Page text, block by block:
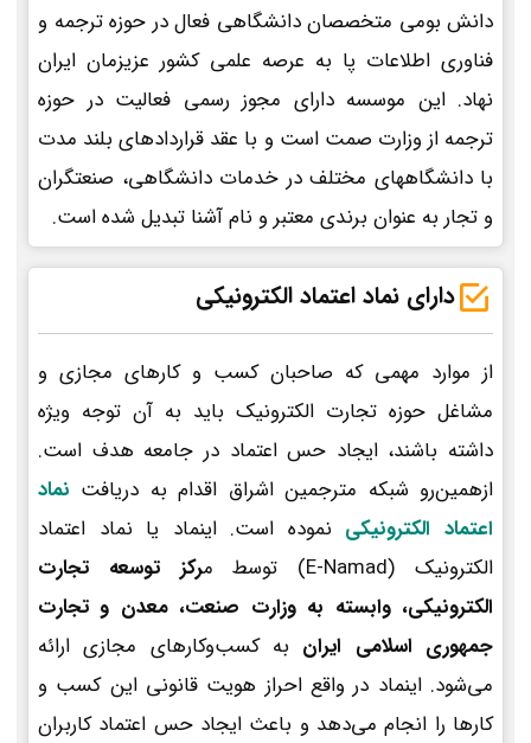
دانش بومی متخصصان دانشگاهی فعال در حوزه ترجمه و
فناوری اطلاعات پا به عرصه علمی کشور عزیزمان ایران
نهاد. این موسسه دارای مجوز رسمی فعالیت در حوزه
ترجمه از وزارت صمت است و با عقد قراردادهای بلند مدت
با دانشگاههای مختلف در خدمات دانشگاهی، صنعتگران
و تجار به عنوان برندی معتبر و نام آشنا تبدیل شده است.
دارای نماد اعتماد الکترونیکی
از موارد مهمی که صاحبان کسب و کارهای مجازی و
مشاغل حوزه تجارت الکترونیک باید به آن توجه ویژه
داشته باشند، ایجاد حس اعتماد در جامعه هدف است.
ازهمین‌رو شبکه مترجمین اشراق اقدام به دریافت نماد
اعتماد الکترونیکی نموده است. اینماد یا نماد اعتماد
الکترونیک (E-Namad) توسط م
رکز توسعه تجارت
الکترونیکی، وابسته به وزارت صنعت، معدن و تجارت
جمهوری اسلامی ایران به کسب‌وکارهای مجازی ارائه
می‌شود. اینماد در واقع احراز هویت قانونی این کسب و
کارها را انجام می‌دهد و باعث ایجاد حس اعتماد کاربران